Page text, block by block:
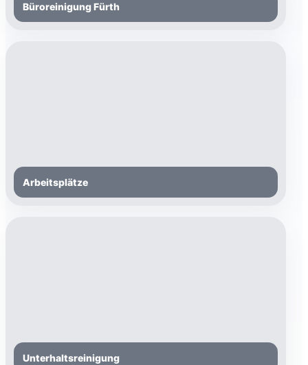
Büroreinigung Fürth
Arbeitsplätze
Unterhaltsreinigung